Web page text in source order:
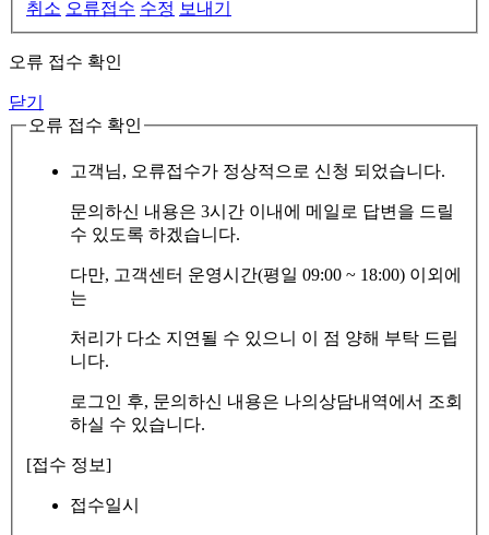
취소 오류접수 수정 보내기
오류 접수 확인
닫기
오류 접수 확인
고객님, 오류접수가 정상적으로 신청 되었습니다.
문의하신 내용은 3시간 이내에 메일로 답변을 드릴
수 있도록 하겠습니다.
다만, 고객센터 운영시간(평일 09:00 ~ 18:00) 이외에
는
처리가 다소 지연될 수 있으니 이 점 양해 부탁 드립
니다.
로그인 후, 문의하신 내용은 나의상담내역에서 조회
하실 수 있습니다.
[접수 정보]
접수일시